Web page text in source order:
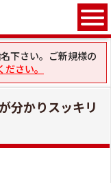
下さい。ご新規様の
さい。
分かりスッキリ